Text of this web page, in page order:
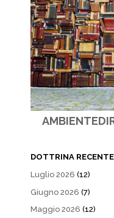
DOTTRINA
Luglio 2026 (12)
Giugno 2026 (7)
Maggio 2026 (12)